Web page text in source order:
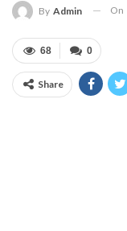
By Admin On
0
68
Share